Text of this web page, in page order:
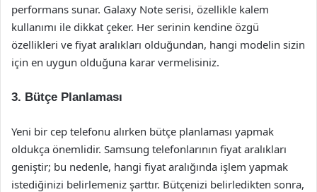
performans sunar. Galaxy Note serisi, özellikle kalem
kullanımı ile dikkat çeker. Her serinin kendine özgü
özellikleri ve fiyat aralıkları olduğundan, hangi modelin sizin
için en uygun olduğuna karar vermelisiniz.
3. Bütçe Planlaması
Yeni bir cep telefonu alırken bütçe planlaması yapmak
oldukça önemlidir. Samsung telefonlarının fiyat aralıkları
geniştir; bu nedenle, hangi fiyat aralığında işlem yapmak
istediğinizi belirlemeniz şarttır. Bütçenizi belirledikten sonra,